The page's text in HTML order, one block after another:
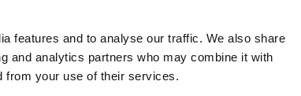
features and to analyse our traffic. We also share
and analytics partners who may combine it with
from your use of their services.